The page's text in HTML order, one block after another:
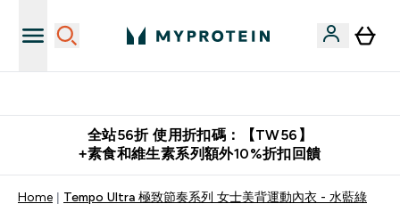
全站56折 使用折扣碼：【TW56】
+素食和維生素系列額外10%折扣回饋
Home Tempo Ultra 極致節奏系列 女士美背運動內衣 - 水藍綠